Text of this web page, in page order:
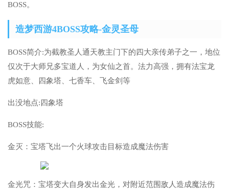
BOSS。
造梦西游4BOSS攻略-金灵圣母
BOSS简介:为截教圣人通天教主门下的四大亲传弟子之一，地位
仅次于大师兄多宝道人，为女仙之首。法力高强，拥有法宝龙
虎如意、四象塔、七香车、飞金剑等
出没地点:四象塔
BOSS技能:
金灭：宝塔飞出一个火球攻击目标造成魔法伤害
金光咒：宝塔变大自身发出金光，对附近范围敌人造成魔法伤